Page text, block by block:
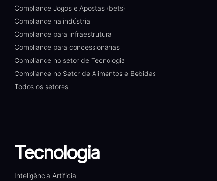
Compliance Jogos e Apostas (bets)
Compliance na indústria
Compliance para infraestrutura
Compliance para concessionárias
Compliance no setor de Tecnologia
Compliance no Setor de Alimentos e Bebidas
Todos os setores
Tecnologia
Inteligência Artificial